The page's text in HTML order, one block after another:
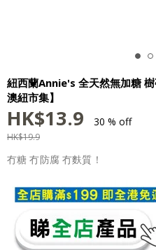
紐西蘭Annie's 全天然無加糖
澳紐市集】
HK$13.9 30 % off
HK$19.9
冇糖 冇防腐 冇麩質！